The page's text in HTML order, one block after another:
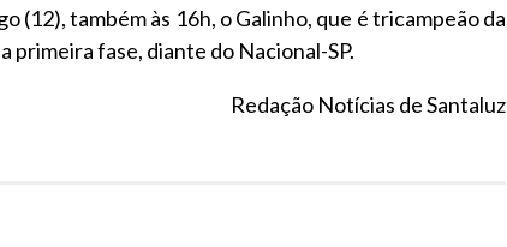
(12), também às 16h, o Galinho, que é tricampeão da
primeira fase, diante do Nacional-SP.
Redação Notícias de Santaluz